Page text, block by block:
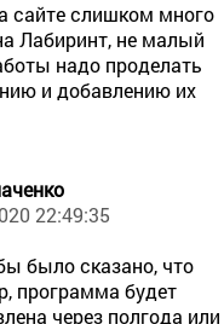
сайте слишком много
Лабиринт, не малый
надо проделать
и добавлению их
22:49:35
было сказано, что
программа будет
через полгода или